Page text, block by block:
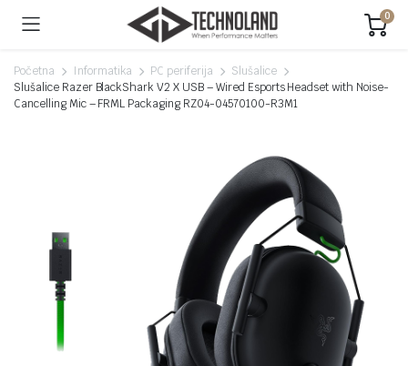
0
Početna Informatika PC periferija
Slušalice
Slušalice Razer BlackShark V2 X USB – Wired Esports Headset with Noise-
Cancelling Mic – FRML Packaging RZ04-04570100-R3M1